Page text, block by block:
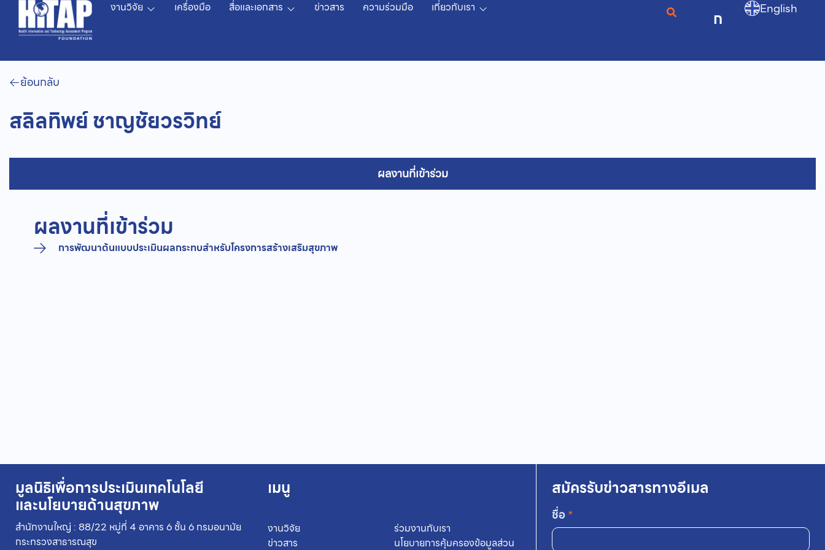
งานวิจัย เครื่องมือ สื่อและเอกสาร ข่าวสาร ความร่วมมือ เกี่ยวกับเรา
ก English
ย้อนกลับ
สลิลทิพย์ ชาญชัยวรวิทย์
ผลงานที่เข้าร่วม
ผลงานที่เข้าร่วม
การพัฒนาต้นแบบประเมินผลกระทบสำหรับโครงการสร้างเสริมสุขภาพ
มูลนิธิเพื่อการประเมินเทคโนโลยี
และนโยบายด้านสุขภาพ
สำนักงานใหญ่ : 88/22 หมู่ที่ 4 อาคาร 6 ชั้น 6 กรมอนามัย
กระทรวงสาธารณสุข
เมนู
งานวิจัย
ข่าวสาร
ร่วมงานกับเรา
นโยบายการคุ้มครองข้อมูลส่วน
สมัครรับข่าวสารทางอีเมล
ชื่อ*